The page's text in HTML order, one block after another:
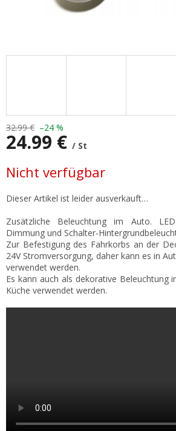
32.99 € –24 %
24.99 € / St
Nicht verfügbar
Dieser Artikel ist leider ausverkauft…
Zusätzliche Beleuchtung im Auto.
Dimmung und Schalter-
Zur Befestigung des Fahrkorbs an der
24V Stromversorgung, daher kann es in
verwendet werden.
Es kann auch als dekorative Beleuchtung
Küche verwendet werden.